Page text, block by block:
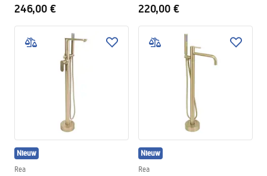
246,00 € 220,00 €
Nieuw
Rea
Nieuw
Rea